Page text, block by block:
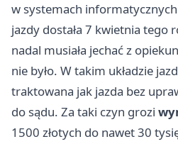
w systemach
jazdy dostała 7 kwietnia tego
nadal musiała jechać z
nie było. W takim układzie
traktowana jak jazda bez
do sądu. Za taki czyn grozi
1500 złotych do nawet 30